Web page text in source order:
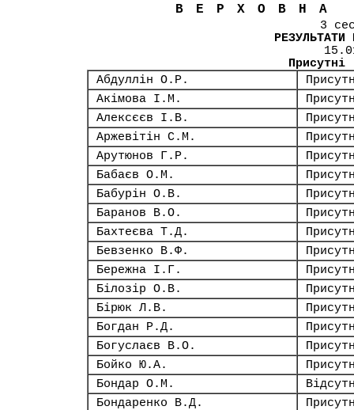
3
РЕЗУЛЬТАТИ
Абдуллін О.Р.
Акімова І.М.
Алексєєв І.В.
Аржевітін С.М.
Арутюнов Г.Р.
Бабаєв О.М.
Бабурін О.В.
Баранов В.О.
Бахтеєва Т.Д.
Бевзенко В.Ф.
Бережна І.Г.
Білозір О.В.
Бірюк Л.В.
Богдан Р.Д.
Богуслаєв В.О.
Бойко Ю.А.
Бондар О.М.
Бондаренко В.Д.